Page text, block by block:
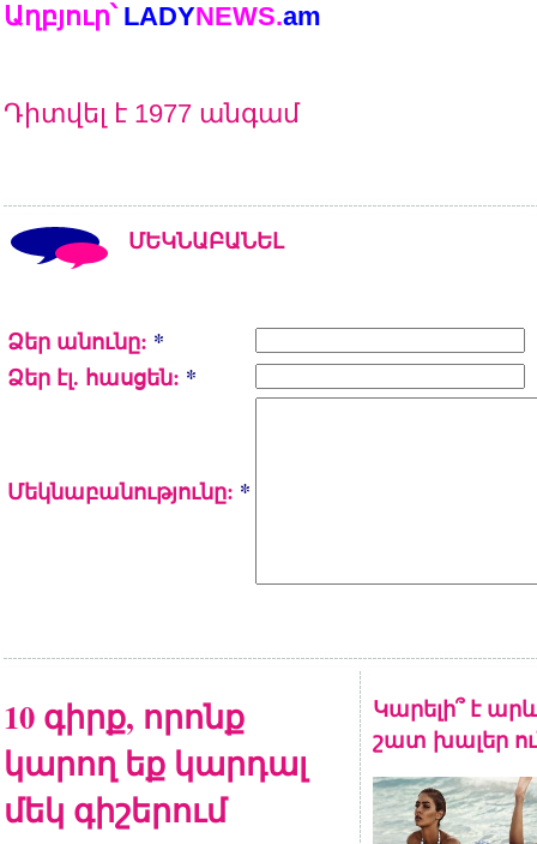
Աղբյուր՝ LADYNEWS.am
Դիտվել է 1977 անգամ
ՄԵԿՆԱԲԱՆԵԼ
Ձեր անունը: *
Ձեր էլ. հասցեն: *
Մեկնաբանությունը: *
10 գիրք, որոնք
կարող եք կարդալ
մեկ գիշերում
Կարելի՞ է
շատ խալեր